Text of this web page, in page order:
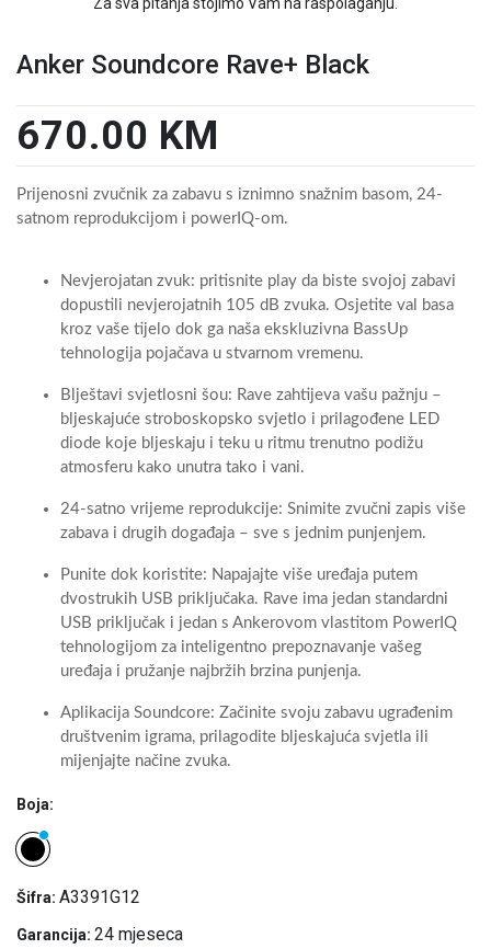
Anker Soundcore Rave+ Black
670.00 KM
Prijenosni zvučnik za zabavu s iznimno snažnim basom, 24-
satnom reprodukcijom i powerIQ-om.
Nevjerojatan zvuk: pritisnite play da biste svojoj zabavi
dopustili nevjerojatnih 105 dB zvuka. Osjetite val basa
kroz vaše tijelo dok ga naša ekskluzivna BassUp
tehnologija pojačava u stvarnom vremenu.
Blještavi svjetlosni šou: Rave zahtijeva vašu pažnju –
bljeskajuće stroboskopsko svjetlo i prilagođene LED
diode koje bljeskaju i teku u ritmu trenutno podižu
atmosferu kako unutra tako i vani.
24-satno vrijeme reprodukcije: Snimite zvučni zapis više
zabava i drugih događaja – sve s jednim punjenjem.
Punite dok koristite: Napajajte više uređaja putem
dvostrukih USB priključaka. Rave ima jedan standardni
USB priključak i jedan s Ankerovom vlastitom PowerIQ
tehnologijom za inteligentno prepoznavanje vašeg
uređaja i pružanje najbržih brzina punjenja.
Aplikacija Soundcore: Začinite svoju zabavu ugrađenim
društvenim igrama, prilagodite bljeskajuća svjetla ili
mijenjajte načine zvuka.
Boja:
Šifra: A3391G12
Garancija: 24 mjeseca